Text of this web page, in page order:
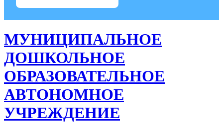
МУНИЦИПАЛЬНОЕ
ДОШКОЛЬНОЕ
ОБРАЗОВАТЕЛЬНОЕ
АВТОНОМНОЕ
УЧРЕЖДЕНИЕ